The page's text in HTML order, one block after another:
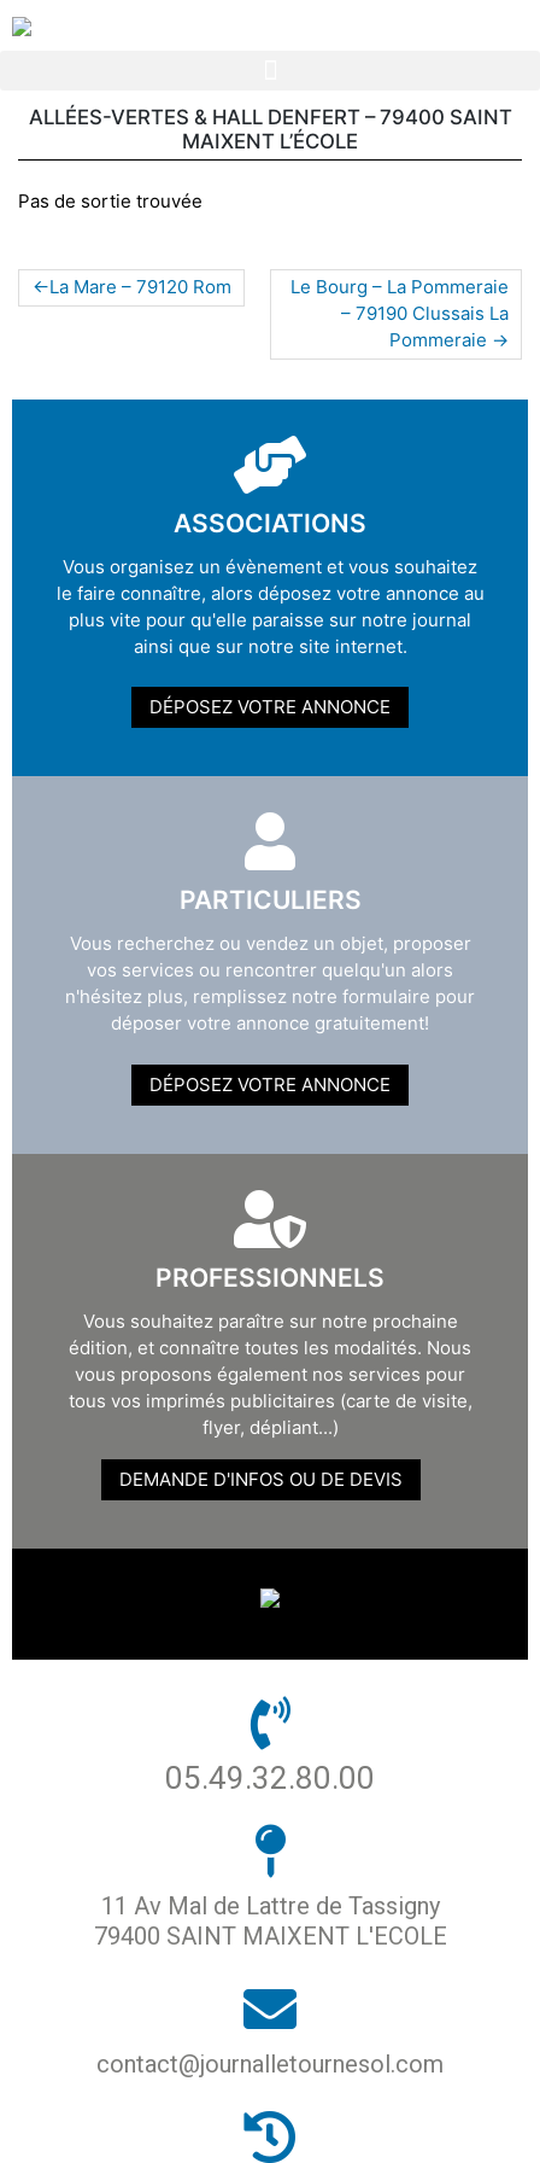
ALLÉES-VERTES & HALL DENFERT – 79400 SAINT
MAIXENT L’ÉCOLE
Pas de sortie trouvée
La Mare – 79120 Rom
Le Bourg – La Pommeraie
– 79190 Clussais La
Pommeraie
ASSOCIATIONS
Vous organisez un évènement et vous souhaitez
le faire connaître, alors déposez votre annonce au
plus vite pour qu'elle paraisse sur notre journal
ainsi que sur notre site internet.
DÉPOSEZ VOTRE ANNONCE
PARTICULIERS
Vous recherchez ou vendez un objet, proposer
vos services ou rencontrer quelqu'un alors
n'hésitez plus, remplissez notre formulaire pour
déposer votre annonce gratuitement!
DÉPOSEZ VOTRE ANNONCE
PROFESSIONNELS
Vous souhaitez paraître sur notre prochaine
édition, et connaître toutes les modalités. Nous
vous proposons également nos services pour
tous vos imprimés publicitaires (carte de visite,
flyer, dépliant...)
DEMANDE D'INFOS OU DE DEVIS
05.49.32.80.00
11 Av Mal de Lattre de Tassigny
79400 SAINT MAIXENT L'ECOLE
contact@journalletournesol.com